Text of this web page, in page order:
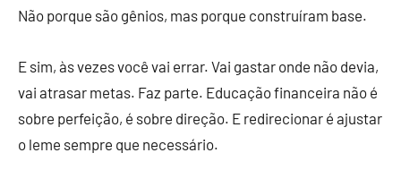
Não porque são gênios, mas porque construíram base.
E sim, às vezes você vai errar. Vai gastar onde não devia,
vai atrasar metas. Faz parte. Educação financeira não é
sobre perfeição, é sobre direção. E redirecionar é ajustar
o leme sempre que necessário.